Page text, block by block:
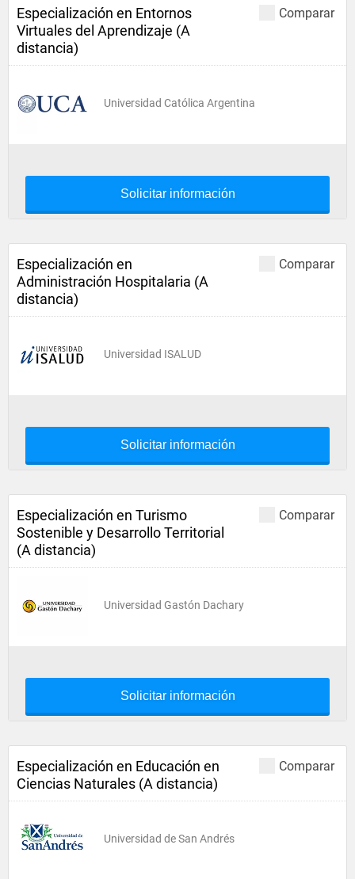
Comparar
Especialización en Entornos
Virtuales del Aprendizaje (A
distancia)
Universidad Católica Argentina
Solicitar información
Comparar
Especialización en
Administración Hospitalaria (A
distancia)
Universidad ISALUD
Solicitar información
Comparar
Especialización en Turismo
Sostenible y Desarrollo Territorial
(A distancia)
Universidad Gastón Dachary
Solicitar información
Comparar
Especialización en Educación en
Ciencias Naturales (A distancia)
Universidad de San Andrés